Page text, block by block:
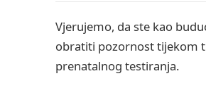
Vjerujemo, da ste kao
obratiti pozornost tijekom
prenatalnog testiranja.